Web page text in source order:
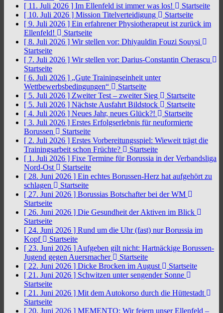
[ 11. Juli 2026 ] Im Ellenfeld ist immer was los!
Startseite
[ 10. Juli 2026 ] Mission Titelverteidigung
Startseite
[ 9. Juli 2026 ] Ein erfahrener Physiotherapeut ist zurück im
Ellenfeld!
Startseite
[ 8. Juli 2026 ] Wir stellen vor: Dhiyauldin Fouzi Souysi
Startseite
[ 7. Juli 2026 ] Wir stellen vor: Darius-Constantin Cherascu
Startseite
[ 6. Juli 2026 ] „Gute Trainingseinheit unter
Wettbewerbsbedingungen“
Startseite
[ 5. Juli 2026 ] Zweiter Test – zweiter Sieg
Startseite
[ 5. Juli 2026 ] Nächste Ausfahrt Bildstock
Startseite
[ 4. Juli 2026 ] Neues Jahr, neues Glück?!
Startseite
[ 3. Juli 2026 ] Erstes Erfolgserlebnis für neuformierte
Borussen
Startseite
[ 2. Juli 2026 ] Erstes Vorbereitungsspiel: Wieweit trägt die
Trainingsarbeit schon Früchte?
Startseite
[ 1. Juli 2026 ] Fixe Termine für Borussia in der Verbandsliga
Nord-Ost
Startseite
[ 28. Juni 2026 ] Ein echtes Borussen-Herz hat aufgehört zu
schlagen
Startseite
[ 27. Juni 2026 ] Borussias Botschafter bei der WM
Startseite
[ 26. Juni 2026 ] Die Gesundheit der Aktiven im Blick
Startseite
[ 24. Juni 2026 ] Rund um die Uhr (fast) nur Borussia im
Kopf
Startseite
[ 23. Juni 2026 ] Aufgeben gilt nicht: Hartnäckige Borussen-
Jugend gegen Auersmacher
Startseite
[ 22. Juni 2026 ] Dicke Brocken im August
Startseite
[ 21. Juni 2026 ] Schwitzen unter sengender Sonne
Startseite
[ 21. Juni 2026 ] Mit dem Autokorso durch die Hüttestadt
Startseite
[ 20. Juni 2026 ] MEMENTO: Wir feiern unser Ellenfeld –